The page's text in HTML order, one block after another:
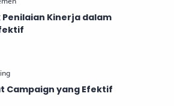
Kinerja dalam
Campaign yang Efektif